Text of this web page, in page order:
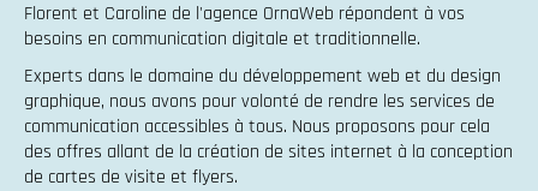
Florent et Caroline de l'agence OrnaWeb répondent à vos
besoins en communication digitale et traditionnelle.
Experts dans le domaine du développement web et du design
graphique, nous avons pour volonté de rendre les services de
communication accessibles à tous. Nous proposons pour cela
des offres allant de la création de sites internet à la conception
de cartes de visite et flyers.